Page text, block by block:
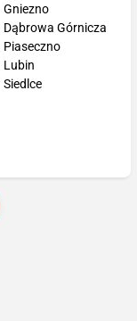
Gniezno
Dąbrowa Górnicza
Piaseczno
Lubin
Siedlce